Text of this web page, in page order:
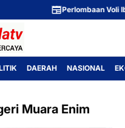
Perlombaan Voli
DAERAH NASIONAL
Muara Enim